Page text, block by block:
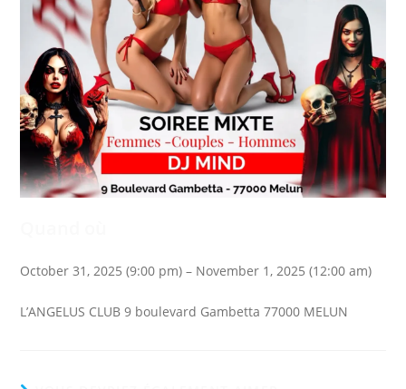
October 31, 2025 (9:00 pm) – November 1, 2025 (12:00 am)
L’ANGELUS CLUB 9 boulevard Gambetta 77000 MELUN